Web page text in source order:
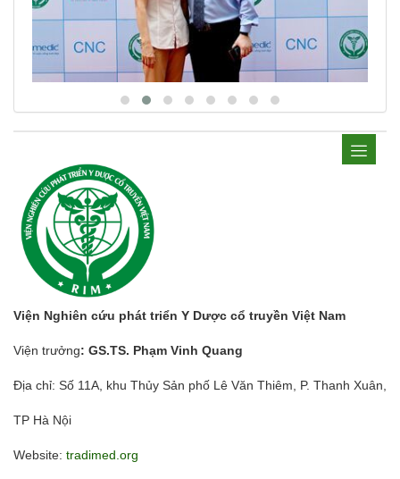
Viện Nghiên cứu phát triển Y Dược cổ truyền Việt Nam
Viện trưởng: GS.TS. Phạm Vinh Quang
Địa chỉ: Số 11A, khu Thủy Sản phố Lê Văn Thiêm, P. Thanh Xuân,
TP Hà Nội
Website: tradimed.org